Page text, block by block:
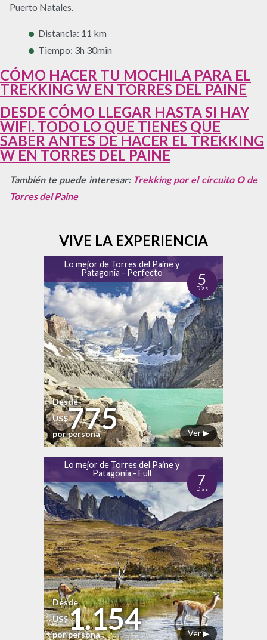
Puerto Natales.
Distancia: 11 km
Tiempo: 3h 30min
CÓMO HACER TU MOCHILA PARA EL
TREKKING W EN TORRES DEL PAINE
DESDE CÓMO LLEGAR HASTA SI HAY
WIFI. TODO LO QUE TIENES QUE
SABER ANTES DE HACER EL TREKKING
W EN TORRES DEL PAINE
También te puede interesar: Trekking por el circuito O de
Torres del Paine
VIVE LA EXPERIENCIA
Lo mejor de Torres del Paine y
Patagonia - Perfecto
5
Días
Ver ▶
Desde
US$775
por persona
Lo mejor de Torres del Paine y
Patagonia - Full
7
Días
Ver ▶
Desde
US$1.154
por persona